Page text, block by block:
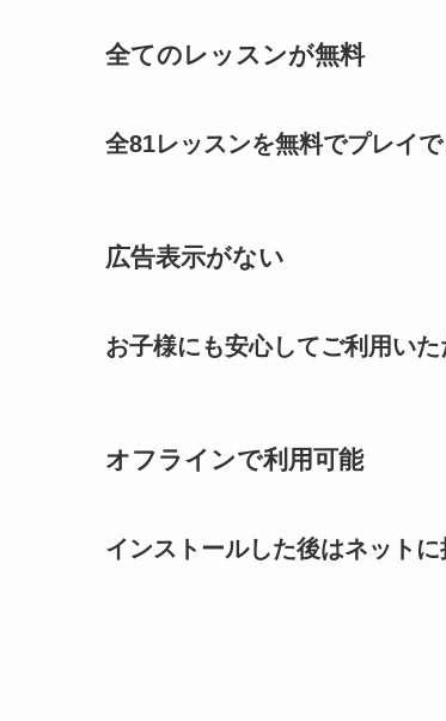
全てのレッスンが無料
全81レッスンを無料でプレイで
広告表示がない
お子様にも安心してご利用い
オフラインで利用可能
インストールした後はネット